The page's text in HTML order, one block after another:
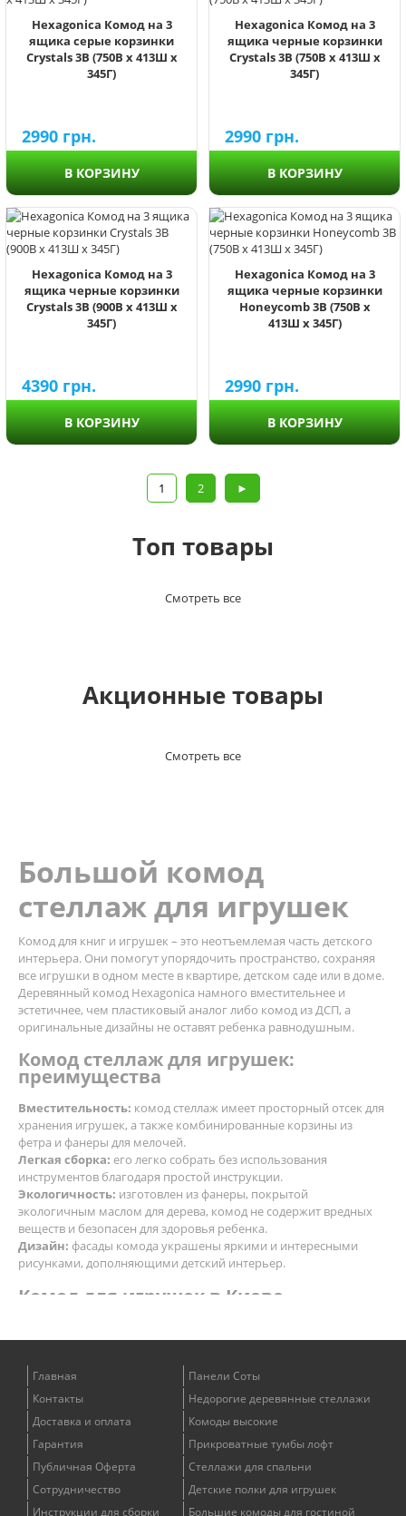
Hexagonica Комод на 3
ящика серые корзинки
Crystals 3В (750В х 413Ш х
345Г)
2990 грн.
В КОРЗИНУ
Hexagonica Комод на 3
ящика черные корзинки
Crystals 3В (750В х 413Ш х
345Г)
2990 грн.
В КОРЗИНУ
Hexagonica Комод на 3
ящика черные корзинки
Crystals 3В (900В х 413Ш х
345Г)
4390 грн.
В КОРЗИНУ
Hexagonica Комод на 3
ящика черные корзинки
Honeycomb 3В (750В х
413Ш х 345Г)
2990 грн.
В КОРЗИНУ
1 2 ►
Топ товары
Смотреть все
Акционные товары
Смотреть все
Большой комод
стеллаж для игрушек
Комод для книг и игрушек – это неотъемлемая часть детского
интерьера. Они помогут упорядочить пространство, сохраняя
все игрушки в одном месте в квартире, детском саде или в доме.
Деревянный комод Hexagonica намного вместительнее и
эстетичнее, чем пластиковый аналог либо комод из ДСП, а
оригинальные дизайны не оставят ребенка равнодушным.
Комод стеллаж для игрушек:
преимущества
Вместительность: комод стеллаж имеет просторный отсек для
хранения игрушек, а также комбинированные корзины из
фетра и фанеры для мелочей.
Легкая сборка: его легко собрать без использования
инструментов благодаря простой инструкции.
Экологичность: изготовлен из фанеры, покрытой
экологичным маслом для дерева, комод не содержит вредных
веществ и безопасен для здоровья ребенка.
Дизайн: фасады комода украшены яркими и интересными
рисунками, дополняющими детский интерьер.
Комод для игрушек в Киеве
интернет-магазина "Гексагоника". Мы предлагаем удобные
условия оплаты и доставки, а также широкий выбор других
товаров для детской и спальни. Наша мебель, шкафы пеналы,
стеллажи отвечают всем стандартам качества и безопасности, а
также имеют доступные цены. Сделайте заказы на сайте
Hexagonica и получите комфортное и практичное решение для
хранения детских игрушек.
Главная
Контакты
Доставка и оплата
Гарантия
Публичная Оферта
Сотрудничество
Инструкции для сборки
Панели Соты
Недорогие деревянные стеллажи
Комоды высокие
Прикроватные тумбы лофт
Стеллажи для спальни
Детские полки для игрушек
Большие комоды для гостиной